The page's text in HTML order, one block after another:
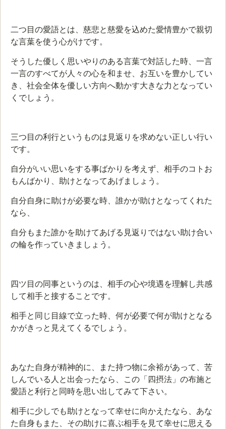
二つ目の愛語とは、慈悲と慈愛を込めた愛情豊かで親切
な言葉を使う心がけです。
そうした優しく思いやりのある言葉で対話した時、一言
一言のすべてが人々の心を和ませ、お互いを豊かしてい
き、社会全体を優しい方向へ動かす大きな力となってい
くでしょう。
三つ目の利行というものは見返りを求めない正しい行い
です。
自分がいい思いをする事ばかりを考えず、相手のコトお
もんばかり、助けとなってあげましょう。
自分自身に助けが必要な時、誰かが助けとなってくれた
なら、
自分もまた誰かを助けてあげる見返りではない助け合い
の輪を作っていきましょう。
四ツ目の同事というのは、相手の心や境遇を理解し共感
して相手と接することです。
相手と同じ目線で立った時、何が必要で何が助けとなる
かがきっと見えてくるでしょう。
あなた自身が精神的に、また持つ物に余裕があって、苦
しんでいる人と出会ったなら、この「四摂法」の布施と
愛語と利行と同時を思い出してみて下さい。
相手に少しでも助けとなって幸せに向かえたなら、あな
た自身もまた、その助けに喜ぶ相手を見て幸せに思える